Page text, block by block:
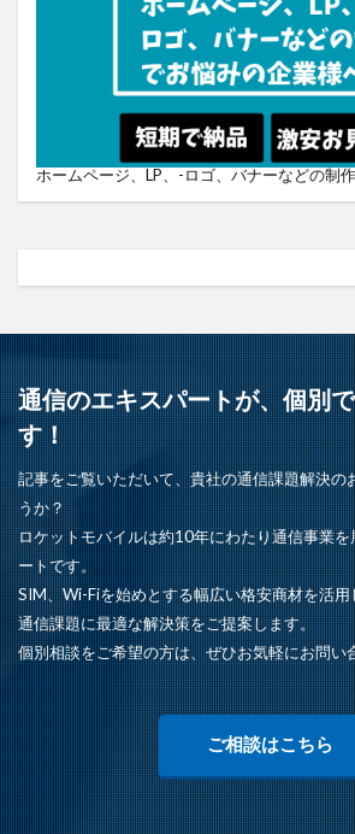
ホームページ、LP、-ロゴ、バナーなどの制
通信のエキスパートが、個別
す！
記事をご覧いただいて、貴社の通信課題解決の
うか？
ロケットモバイルは約10年にわたり通信事業
ートです。
SIM、Wi-Fiを始めとする幅広い格安商材を活
通信課題に最適な解決策をご提案します。
個別相談をご希望の方は、ぜひお気軽にお問い
ご相談はこちら